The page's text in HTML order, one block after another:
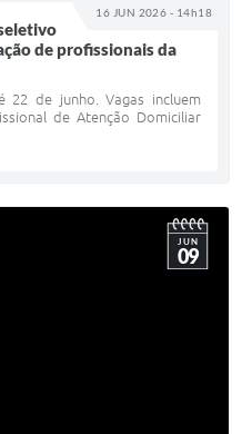
16 JUN 2026 - 14h18
de profissionais da
22 de junho. Vagas incluem
de Atenção Domiciliar
JUN
09